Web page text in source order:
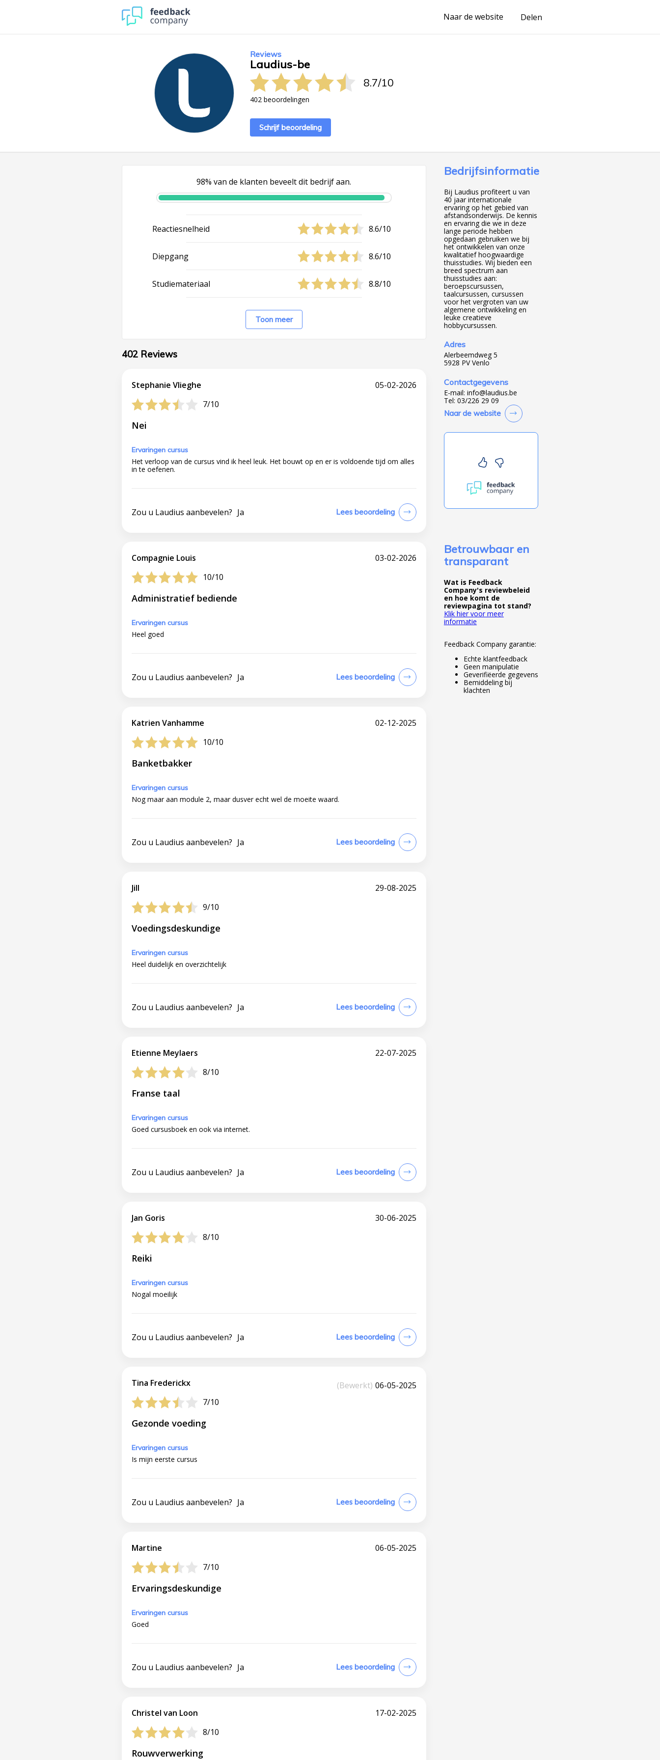
Naar de website Delen
Reviews
Laudius-be
8.7/10
402 beoordelingen
Schrijf beoordeling
98% van de klanten beveelt dit bedrijf aan.
Reactiesnelheid 8.6/10
Diepgang 8.6/10
Studiemateriaal 8.8/10
Toon meer
402 Reviews
Stephanie Vlieghe
7/10
05-02-2026
Nei
Ervaringen cursus
Het verloop van de cursus vind ik heel leuk. Het bouwt op en er is voldoende tijd om alles
in te oefenen.
Zou u Laudius aanbevelen? Ja Lees beoordeling
Compagnie Louis
10/10
03-02-2026
Administratief bediende
Ervaringen cursus
Heel goed
Zou u Laudius aanbevelen? Ja Lees beoordeling
Katrien Vanhamme
10/10
02-12-2025
Banketbakker
Ervaringen cursus
Nog maar aan module 2, maar dusver echt wel de moeite waard.
Zou u Laudius aanbevelen? Ja Lees beoordeling
Jill
9/10
29-08-2025
Voedingsdeskundige
Ervaringen cursus
Heel duidelijk en overzichtelijk
Zou u Laudius aanbevelen? Ja Lees beoordeling
Etienne Meylaers
8/10
22-07-2025
Franse taal
Ervaringen cursus
Goed cursusboek en ook via internet.
Zou u Laudius aanbevelen? Ja Lees beoordeling
Jan Goris
8/10
30-06-2025
Reiki
Ervaringen cursus
Nogal moeilijk
Zou u Laudius aanbevelen? Ja Lees beoordeling
Tina Frederickx
7/10
(Bewerkt) 06-05-2025
Gezonde voeding
Ervaringen cursus
Is mijn eerste cursus
Zou u Laudius aanbevelen? Ja Lees beoordeling
Martine
7/10
06-05-2025
Ervaringsdeskundige
Ervaringen cursus
Goed
Zou u Laudius aanbevelen? Ja Lees beoordeling
Christel van Loon
8/10
17-02-2025
Rouwverwerking
Bedrijfsinformatie
Bij Laudius profiteert u van
40 jaar internationale
ervaring op het gebied van
afstandsonderwijs. De kennis
en ervaring die we in deze
lange periode hebben
opgedaan gebruiken we bij
het ontwikkelen van onze
kwalitatief hoogwaardige
thuisstudies. Wij bieden een
breed spectrum aan
thuisstudies aan:
beroepscursussen,
taalcursussen, cursussen
voor het vergroten van uw
algemene ontwikkeling en
leuke creatieve
hobbycursussen.
Adres
Alerbeemdweg 5
5928 PV Venlo
Contactgegevens
E-mail: info@laudius.be
Tel: 03/226 29 09
Naar de website
Betrouwbaar en
transparant
Wat is Feedback
Company's reviewbeleid
en hoe komt de
reviewpagina tot stand?
Klik hier voor meer
informatie
Feedback Company garantie:
Echte klantfeedback
Geen manipulatie
Geverifiëerde gegevens
Bemiddeling bij
klachten